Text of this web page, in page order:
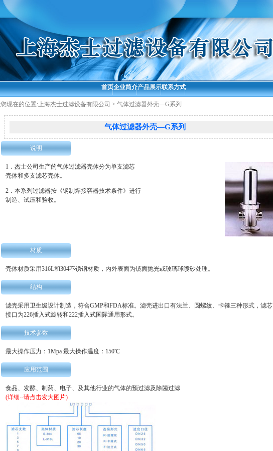
首页企业简介产品展示联系方式
您现在的位置:上海杰士过滤设备有限公司 > 气体过滤器外壳—G系列
气体过滤器外壳—G系列
说明
1．杰士公司生产的气体过滤器壳体分为单支滤芯
壳体和多支滤芯壳体。
2．本系列过滤器按《钢制焊接容器技术条件》进行
制造、试压和验收。
材质
壳体材质采用316L和304不锈钢材质，内外表面为镜面抛光或玻璃球喷砂处理。
结构
滤壳采用卫生级设计制造，符合GMP和FDA标准。滤壳进出口有法兰、圆螺纹、卡箍三种形式，滤芯
接口为226插入式旋转和222插入式国际通用形式。
技术参数
最大操作压力：1Mpa 最大操作温度：150℃
应用范围
食品、发酵、制药、电子、及其他行业的气体的预过滤及除菌过滤
(详细--请点击发大图片)